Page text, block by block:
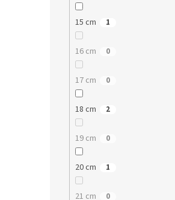
15 cm 1
16 cm 0
17 cm 0
18 cm 2
19 cm 0
20 cm 1
21 cm 0